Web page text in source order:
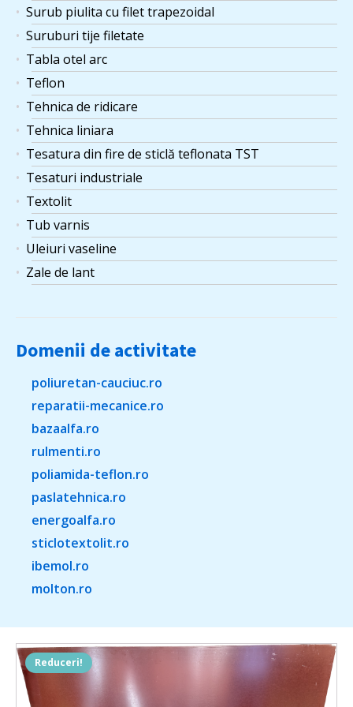
Surub piulita cu filet trapezoidal
Suruburi tije filetate
Tabla otel arc
Teflon
Tehnica de ridicare
Tehnica liniara
Tesatura din fire de sticlă teflonata TST
Tesaturi industriale
Textolit
Tub varnis
Uleiuri vaseline
Zale de lant
Domenii de activitate
poliuretan-cauciuc.ro
reparatii-mecanice.ro
bazaalfa.ro
rulmenti.ro
poliamida-teflon.ro
paslatehnica.ro
energoalfa.ro
sticlotextolit.ro
ibemol.ro
molton.ro
Reduceri!